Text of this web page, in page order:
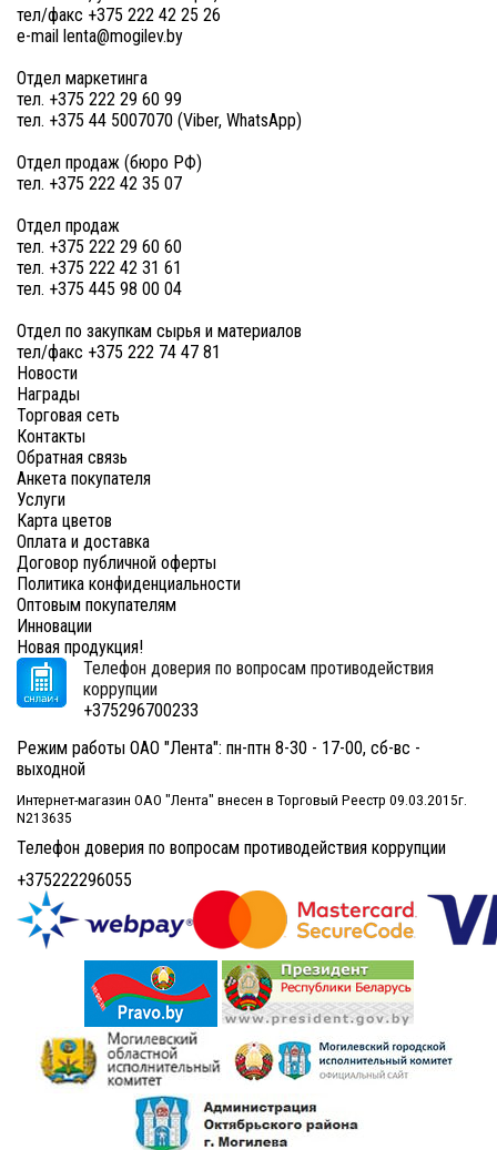
тел/факс +375 222 42 25 26
e-mail lenta@mogilev.by
Отдел маркетинга
тел. +375 222 29 60 99
тел. +375 44 5007070 (Viber, WhatsApp)
Отдел продаж (бюро РФ)
тел. +375 222 42 35 07
Отдел продаж
тел. +375 222 29 60 60
тел. +375 222 42 31 61
тел. +375 445 98 00 04
Отдел по закупкам сырья и материалов
тел/факс +375 222 74 47 81
Новости
Награды
Торговая сеть
Контакты
Обратная связь
Анкета покупателя
Услуги
Карта цветов
Оплата и доставка
Договор публичной оферты
Политика конфиденциальности
Оптовым покупателям
Инновации
Новая продукция!
Телефон доверия по вопросам противодействия
коррупции
+375296700233
Режим работы ОАО "Лента": пн-птн 8-30 - 17-00, сб-вс -
выходной
Интернет-магазин ОАО "Лента" внесен в Торговый Реестр 09.03.2015г.
N213635
Телефон доверия по вопросам противодействия коррупции
+375222296055